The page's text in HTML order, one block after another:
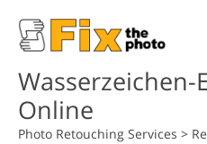
Online
Photo Retouching Services >